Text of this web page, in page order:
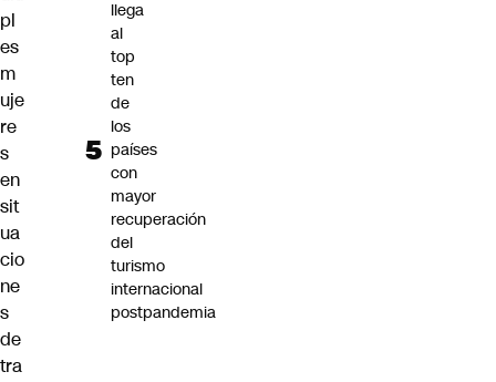
pl
es
m
uje
re
s
en
sit
ua
cio
ne
s
de
tra
llega
al
top
ten
de
los
países
con
mayor
recuperación
del
turismo
internacional
postpandemia